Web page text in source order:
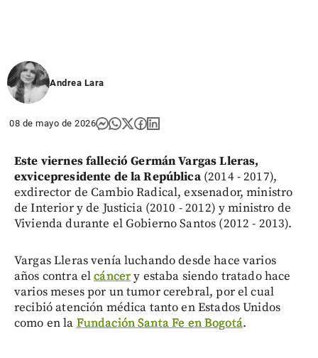
Andrea Lara
08 de mayo de 2026
Este viernes falleció Germán Vargas Lleras,
exvicepresidente de la República(2014 - 2017),
exdirector de Cambio Radical, exsenador, ministro
de Interior y de Justicia (2010 - 2012) y ministro de
Vivienda durante el Gobierno Santos (2012 - 2013).
Vargas Lleras venía luchando desde hace varios
años contra elcáncery estaba siendo tratado hace
varios meses por un tumor cerebral, por el cual
recibió atención médica tanto en Estados Unidos
como en la Fundación Santa Fe en Bogotá.